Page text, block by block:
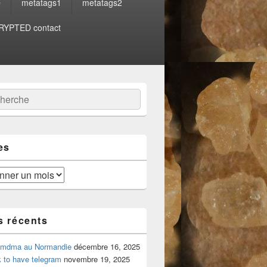
contact
récents
au Normandie décembre 16, 2025
to have telegram novembre 19, 2025